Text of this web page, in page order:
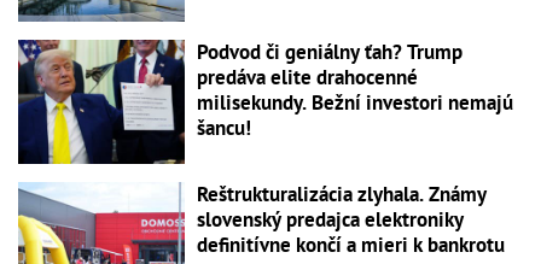
Podvod či geniálny ťah? Trump
predáva elite drahocenné
milisekundy. Bežní investori nemajú
šancu!
Reštrukturalizácia zlyhala. Známy
slovenský predajca elektroniky
definitívne končí a mieri k bankrotu